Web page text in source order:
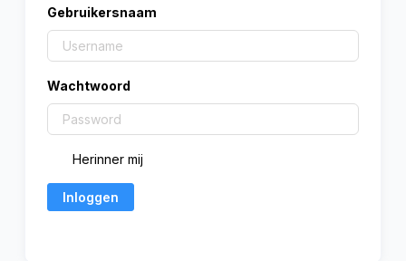
Gebruikersnaam
Wachtwoord
Herinner mij
Inloggen